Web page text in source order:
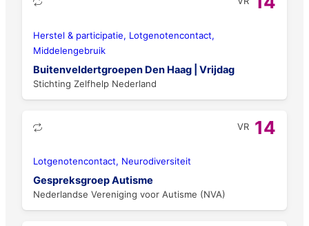
Herstel & participatie, Lotgenotencontact,
Middelengebruik
Buitenveldertgroepen Den Haag | Vrijdag
Stichting Zelfhelp Nederland
VR 14
Lotgenotencontact, Neurodiversiteit
Gespreksgroep Autisme
Nederlandse Vereniging voor Autisme (NVA)